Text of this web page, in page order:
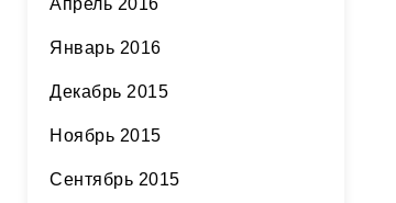
Апрель 2016
Январь 2016
Декабрь 2015
Ноябрь 2015
Сентябрь 2015